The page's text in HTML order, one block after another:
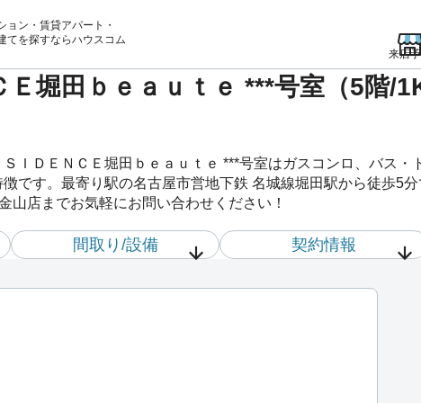
ョン・賃貸アパート・
てを探すならハウスコム
来店
Ｅ堀田ｂｅａｕｔｅ ***号室（5階/
ＩＤＥＮＣＥ堀田ｂｅａｕｔｅ ***号室はガスコンロ、バス
です。最寄り駅の名古屋市営地下鉄 名城線堀田駅から徒歩5
山店までお気軽にお問い合わせください！
間取り/設備 契約情報